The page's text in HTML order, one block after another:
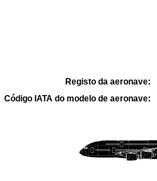
Registo da aeronave:
Código IATA do modelo de aeronave: